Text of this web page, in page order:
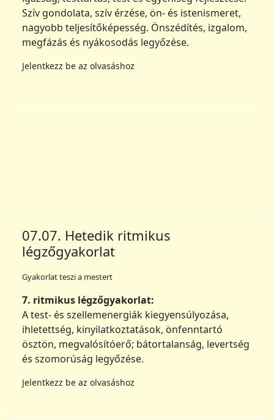
Szív gondolata, szív érzése, ön- és istenismeret,
nagyobb teljesítőképesség. Önszédítés, izgalom,
megfázás és nyákosodás legyőzése.
Jelentkezz be az olvasáshoz
Gyakorlat teszi a mestert
7. ritmikus légzőgyakorlat:
A test- és szellemenergiák kiegyensúlyozása,
ösztön, megvalósítóerő; bátortalanság, levertség
és szomorúság legyőzése.
Jelentkezz be az olvasáshoz